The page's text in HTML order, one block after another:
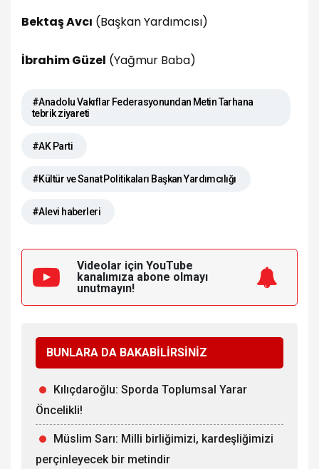
Bektaş Avcı (Başkan Yardımcısı)
İbrahim Güzel (Yağmur Baba)
#Anadolu Vakıflar Federasyonundan Metin Tarhana
tebrik ziyareti
#AK Parti
#Kültür ve Sanat Politikaları Başkan Yardımcılığı
#Alevi haberleri
Videolar için YouTube
kanalımıza abone olmayı
unutmayın!
BUNLARA DA BAKABİLİRSİNİZ
Kılıçdaroğlu: Sporda Toplumsal Yarar
Öncelikli!
Müslim Sarı: Milli birliğimizi, kardeşliğimizi
perçinleyecek bir metindir